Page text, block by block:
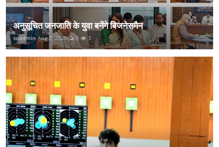
अनुसूचित जनजाति के युवा बनेंगे बिजनेसमैन
suadmin Aug 7, 2026 0 3